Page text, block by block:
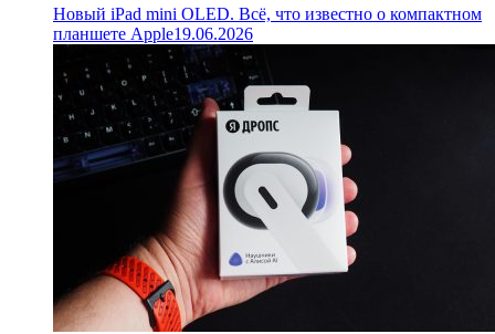
Новый iPad mini OLED. Всё, что известно о компактном
планшете Apple19.06.2026